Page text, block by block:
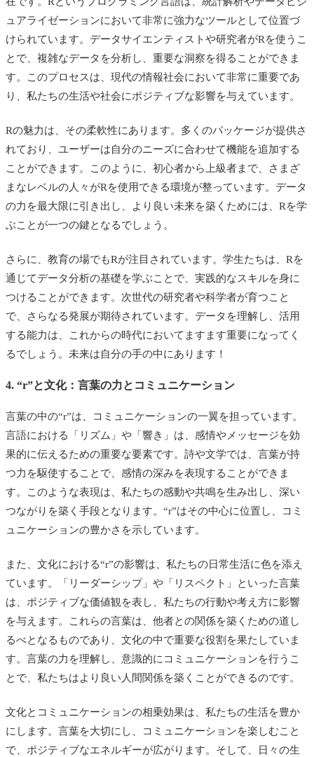
ュアライゼーションにおいて非常に強力なツールとして位置づ
けられています。データサイエンティストや研究者がRを使うこ
とで、複雑なデータを分析し、重要な洞察を得ることができま
す。このプロセスは、現代の情報社会において非常に重要であ
り、私たちの生活や社会にポジティブな影響を与えています。
Rの魅力は、その柔軟性にあります。多くのパッケージが提供さ
れており、ユーザーは自分のニーズに合わせて機能を追加する
ことができます。このように、初心者から上級者まで、さまざ
まなレベルの人々がRを使用できる環境が整っています。データ
の力を最大限に引き出し、より良い未来を築くためには、Rを学
ぶことが一つの鍵となるでしょう。
さらに、教育の場でもRが注目されています。学生たちは、Rを
通じてデータ分析の基礎を学ぶことで、実践的なスキルを身に
つけることができます。次世代の研究者や科学者が育つこと
で、さらなる発展が期待されています。データを理解し、活用
する能力は、これからの時代においてますます重要になってく
るでしょう。未来は自分の手の中にあります！
4. “r”と文化：言葉の力とコミュニケーション
言葉の中の“r”は、コミュニケーションの一翼を担っています。
言語における「リズム」や「響き」は、感情やメッセージを効
果的に伝えるための重要な要素です。詩や文学では、言葉が持
つ力を駆使することで、感情の深みを表現することができま
す。このような表現は、私たちの感動や共鳴を生み出し、深い
つながりを築く手段となります。“r”はその中心に位置し、コミ
ュニケーションの豊かさを示しています。
また、文化における“r”の影響は、私たちの日常生活に色を添え
ています。「リーダーシップ」や「リスペクト」といった言葉
は、ポジティブな価値観を表し、私たちの行動や考え方に影響
を与えます。これらの言葉は、他者との関係を築くための道し
るべとなるものであり、文化の中で重要な役割を果たしていま
す。言葉の力を理解し、意識的にコミュニケーションを行うこ
とで、私たちはより良い人間関係を築くことができるのです。
文化とコミュニケーションの相乗効果は、私たちの生活を豊か
にします。言葉を大切にし、コミュニケーションを楽しむこと
で、ポジティブなエネルギーが広がります。そして、日々の生